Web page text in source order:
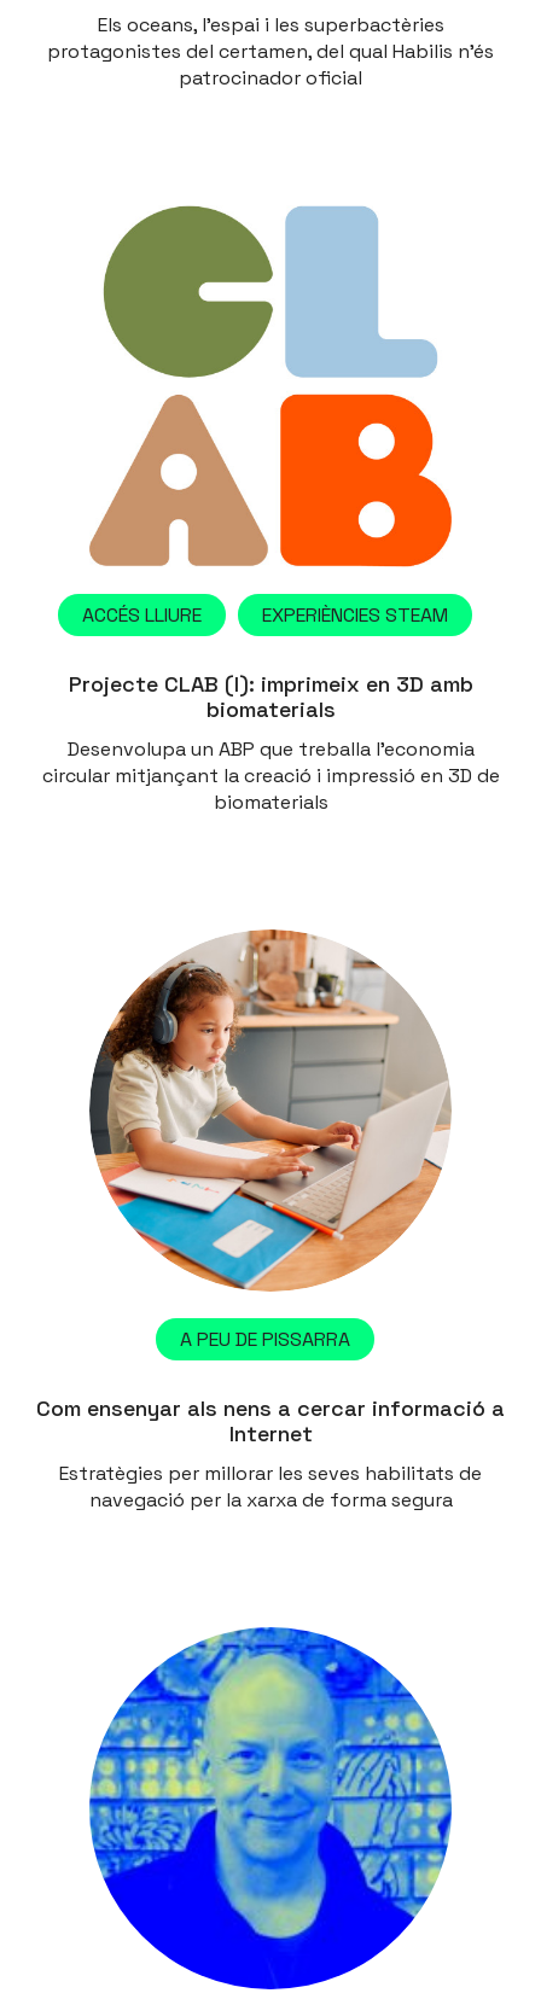
Els oceans, l'espai i les superbactèries
protagonistes del certamen, del qual Habilis n'és
patrocinador oficial
ACCÉS LLIURE EXPERIÈNCIES STEAM
Projecte CLAB (I): imprimeix en 3D amb
biomaterials
Desenvolupa un ABP que treballa l'economia
circular mitjançant la creació i impressió en 3D de
biomaterials
A PEU DE PISSARRA
Com ensenyar als nens a cercar informació a
Internet
Estratègies per millorar les seves habilitats de
navegació per la xarxa de forma segura